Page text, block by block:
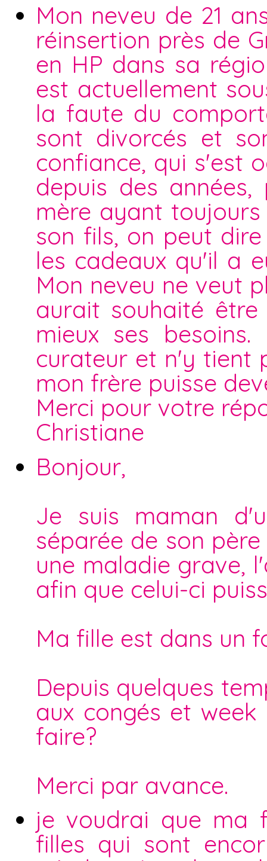
Mon neveu de 21
réinsertion près de
en HP dans sa
est actuellement
la faute du
sont divorcés et
confiance, qui s'est
depuis des
mère ayant
son fils, on peut
les cadeaux qu'il a
Mon neveu ne veut
aurait souhaité
mieux ses
curateur et n'y tient
mon frère puisse
Merci pour votre
Christiane
Bonjour,
Je suis maman
séparée de son
une maladie grave,
afin que celui-ci
Ma fille est dans un
Depuis quelques
aux congés et
faire?
Merci par avance.
je voudrai que ma
filles qui sont